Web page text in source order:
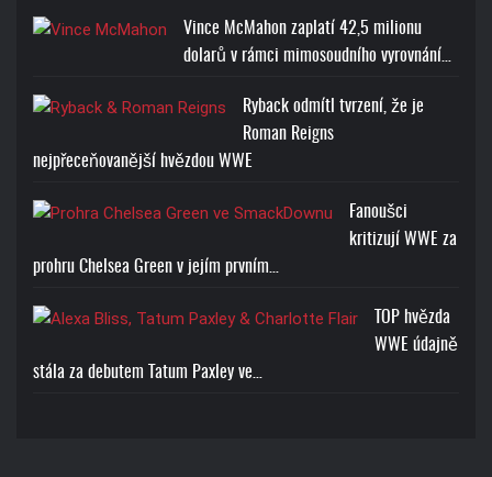
Vince McMahon zaplatí 42,5 milionu
dolarů v rámci mimosoudního vyrovnání…
Ryback odmítl tvrzení, že je
Roman Reigns
nejpřeceňovanější hvězdou WWE
Fanoušci
kritizují WWE za
prohru Chelsea Green v jejím prvním…
TOP hvězda
WWE údajně
stála za debutem Tatum Paxley ve…